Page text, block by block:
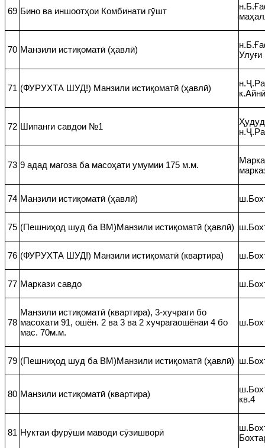
69 Бино ва иншоотҳои Комбинати гӯшт
70 Манзили истиқоматӣ (ҳавлӣ)
Улуғи
71 (ФУРУХТА ШУД!) Манзили истиқоматӣ (ҳавлӣ)
72 Шипанги савдои №1
73 9 адад магоза ба масоҳати умумии 175 м.м.
74 Манзили истиқоматӣ (ҳавлӣ)
75 (Пешниҳод шуд ба ВМ)Манзили истиқоматӣ (ҳавлӣ)
76 (ФУРУХТА ШУД!) Манзили истиқоматӣ (квартира)
77 Маркази савдо
78
Манзили истиқоматӣ (квартира), 3-хучраги бо
масохати 91, ошён. 2 ва 3 ва 2 хучрагаошёнаи 4 бо
мас. 70м.м.
79 (Пешниҳод шуд ба ВМ)Манзили истиқоматӣ (ҳавлӣ)
80 Манзили истиқоматӣ (квартира)
кв.4
81 Нуктаи фурӯши маводи сӯзишворӣ